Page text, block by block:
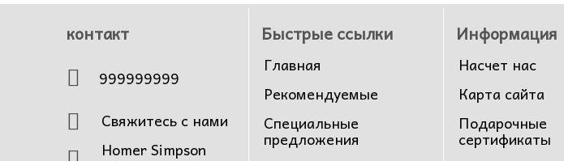
контакт
999999999
Свяжитесь с нами
Homer Simpson
Быстрые ссылки
Главная
Рекомендуемые
Специальные
предложения
Информация
Насчет нас
Карта сайта
Подарочные
сертификаты